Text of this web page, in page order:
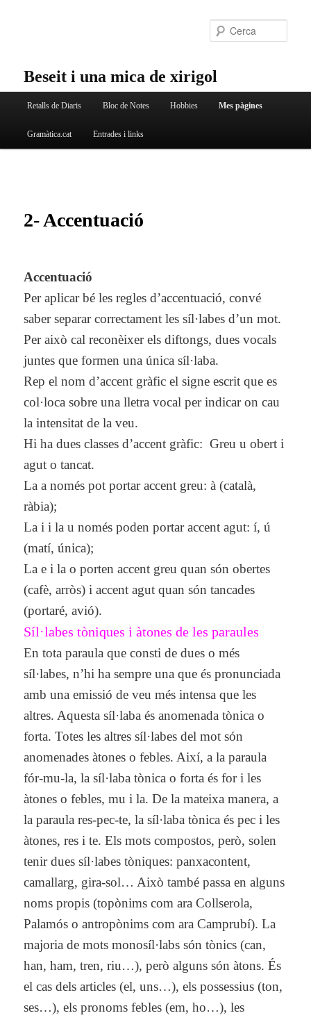
principalBeseit i una mica de xirigol
MenúRetalls de Diaris Bloc de Notes Hobbies Mes pàgines
Gramàtica.cat Entrades i links
2- Accentuació
Accentuació
Per aplicar bé les regles d’accentuació, convé
saber separar correctament les síl·labes d’un mot.
Per això cal reconèixer els diftongs, dues vocals
juntes que formen una única síl·laba.
Rep el nom d’accent gràfic el signe escrit que es
col·loca sobre una lletra vocal per indicar on cau
la intensitat de la veu.
Hi ha dues classes d’accent gràfic: Greu u obert i
agut o tancat.
La a només pot portar accent greu: à (català,
ràbia);
La i i la u només poden portar accent agut: í, ú
(matí, única);
La e i la o porten accent greu quan són obertes
(cafè, arròs) i accent agut quan són tancades
(portaré, avió).
Síl·labes tòniques i àtones de les paraules
En tota paraula que consti de dues o més
síl·labes, n’hi ha sempre una que és pronunciada
amb una emissió de veu més intensa que les
altres. Aquesta síl·laba és anomenada tònica o
forta. Totes les altres síl·labes del mot són
anomenades àtones o febles. Així, a la paraula
fór-mu-la, la síl·laba tònica o forta és for i les
àtones o febles, mu i la. De la mateixa manera, a
la paraula res-pec-te, la síl·laba tònica és pec i les
àtones, res i te. Els mots compostos, però, solen
tenir dues síl·labes tòniques: panxacontent,
camallarg, gira-sol… Això també passa en alguns
noms propis (topònims com ara Collserola,
Palamós o antropònims com ara Camprubí). La
majoria de mots monosíl·labs són tònics (can,
han, ham, tren, riu…), però alguns són àtons. És
el cas dels articles (el, uns…), els possessius (ton,
ses…), els pronoms febles (em, ho…), les